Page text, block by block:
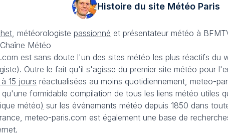
Histoire du site MétéoParis
, météorologiste passionné et présentateur météo à
Météo
est sans doute l'un des sites météo les plus réactifs du
Outre le fait qu'il s'agisse du premier site météo pour
15 jours réactualisées au moins quotidiennement, meteo-
qu'une formidable compilation de tous les liens météo
météo) sur les événements météo depuis 1850 dans
meteo-paris.com est également une base de